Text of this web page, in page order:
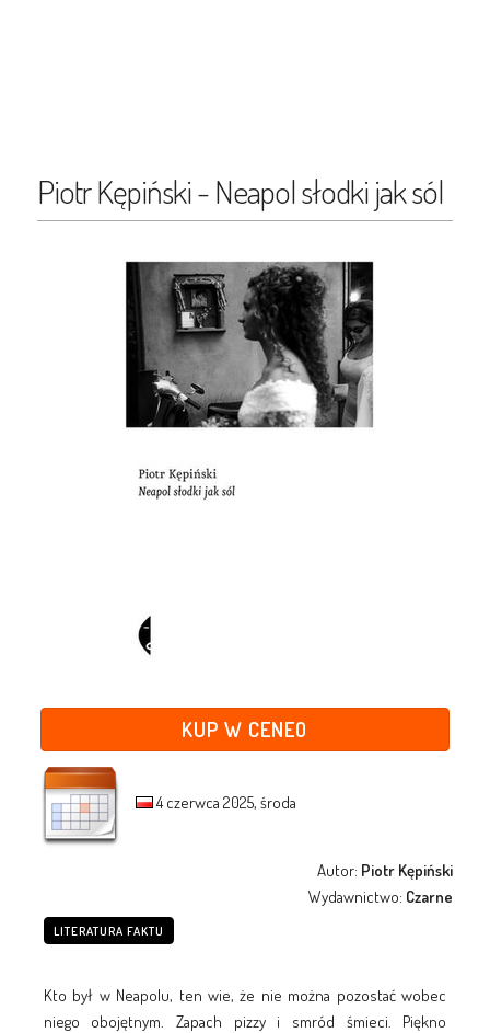
Piotr Kępiński - Neapol słodki jak sól
KUP W CENEO
4 czerwca 2025, środa
Autor: Piotr Kępiński
Wydawnictwo: Czarne
LITERATURA FAKTU
Kto był w Neapolu, ten wie, że nie można pozostać wobec
niego obojętnym. Zapach pizzy i smród śmieci. Piękno